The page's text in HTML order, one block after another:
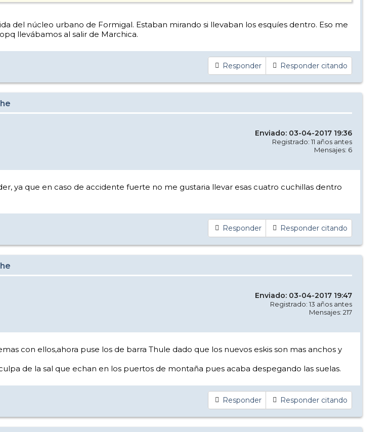
del núcleo urbano de Formigal. Estaban mirando si llevaban los esquíes dentro. Eso me
llevábamos al salir de Marchica.
Responder Responder citando
Enviado: 03-04-2017 19:36
Registrado: 11 años antes
Mensajes: 6
ya que en caso de accidente fuerte no me gustaria llevar esas cuatro cuchillas dentro
Responder Responder citando
Enviado: 03-04-2017 19:47
Registrado: 13 años antes
Mensajes: 217
con ellos,ahora puse los de barra Thule dado que los nuevos eskis son mas anchos y
de la sal que echan en los puertos de montaña pues acaba despegando las suelas.
Responder Responder citando